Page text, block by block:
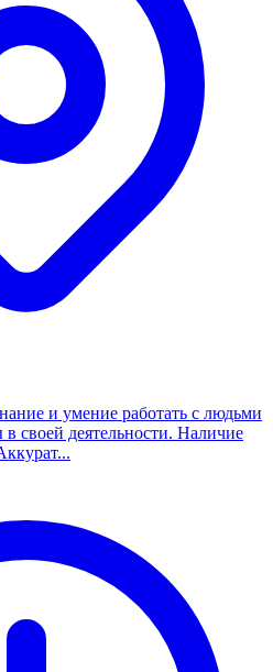
и умение работать с людьми
своей деятельности. Наличие